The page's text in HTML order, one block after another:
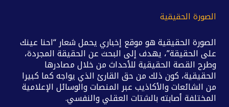
الصورة الحقيقية
الصورة الحقيقية هو موقع إخباري يحمل شعار “احنا عينك
على الحقيقة”، يهدف إلى البحث عن الحقيقة المجردة،
وطرح القصة الحقيقية للأحداث من خلال مصادرها
الحقيقية، كون ذلك من حق القارئ الذي يواجه كما كبيرا
من الشائعات والأكاذيب عبر المنصات والوسائل الإعلامية
المختلفة أصابته بالشتات العقلي والنفسي.